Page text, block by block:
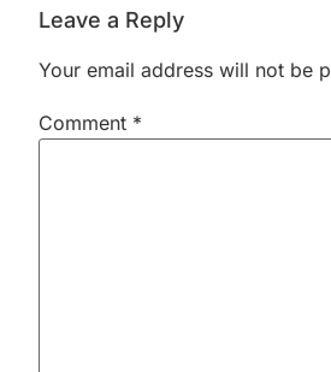
Leave a Reply
Your email address will not be
Comment *